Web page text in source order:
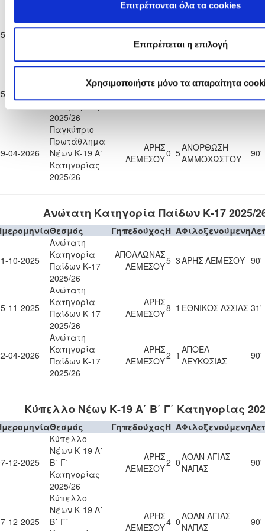
Επιτρέπονται όλα τα cookies
Επιτρέπεται η επιλογή
Χρησιμοποιήστε μόνο τα απαραίτητα
04-2026
Πρωτάθλημα
2025/26
ΑΕΚ
ΛΑΡΝΑΚΑΣ
04-2026
Παγκύπριο
Πρωτάθλημα
2025/26
ΑΠΟΛΛΩΝΑΣ
ΛΕΜΕΣΟΥ
04-2026
Παγκύπριο
Πρωτάθλημα
Νέων Κ-19 Α΄
Κατηγορίας
2025/26
ΑΡΗΣ
ΛΕΜΕΣΟΥ0 5ΑΝΟΡΘΩΣΗ
ΑΜΜΟΧΩΣΤΟΥ
90'
Ανώτατη Κατηγορία Παίδων Κ-17 2025/
Θεσμός ΓηπεδούχοςH AΦιλοξενούμενη
10-2025
Ανώτατη
Κατηγορία
Παίδων Κ-17
2025/26
ΑΠΟΛΛΩΝΑΣ
ΛΕΜΕΣΟΥ5 3ΑΡΗΣ ΛΕΜΕΣΟΥ 90'
11-2025
Ανώτατη
Κατηγορία
Παίδων Κ-17
2025/26
ΑΡΗΣ
ΛΕΜΕΣΟΥ8 1 ΕΘΝΙΚΟΣ ΑΣΣΙΑΣ 31'
04-2026
Ανώτατη
Κατηγορία
Παίδων Κ-17
2025/26
ΑΡΗΣ
ΛΕΜΕΣΟΥ2 1 ΑΠΟΕΛ
ΛΕΥΚΩΣΙΑΣ
90'
Κύπελλο Νέων Κ-19 Α΄ Β΄ Γ΄ Κατηγορίας
Θεσμός ΓηπεδούχοςH AΦιλοξενούμενη
12-2025
Κύπελλο
Νέων Κ-19 Α΄
Β΄ Γ΄
Κατηγορίας
2025/26
ΑΡΗΣ
ΛΕΜΕΣΟΥ2 0ΑΟΑΝ ΑΓΙΑΣ
ΝΑΠΑΣ
90'
12-2025
Κύπελλο
Νέων Κ-19 Α΄
Β΄ Γ΄
ΑΡΗΣ
ΛΕΜΕΣΟΥ4 0ΑΟΑΝ ΑΓΙΑΣ
ΝΑΠΑΣ
90'